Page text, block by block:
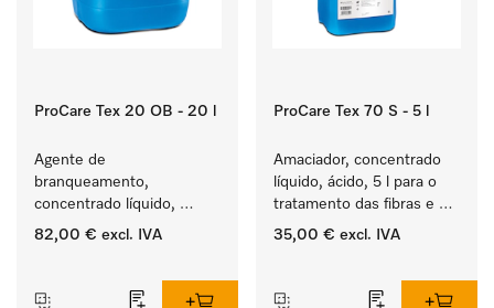
ProCare Tex 20 OB - 20 l
Agente de
branqueamento,
concentrado líquido,
ácido, 20 l para a
82,00 € excl. IVA
ProCare Tex 70 S - 5 l
Amaciador, concentrado
líquido, ácido, 5 l para o
tratamento das fibras e
uma suavidade duradoura
35,00 € excl. IVA